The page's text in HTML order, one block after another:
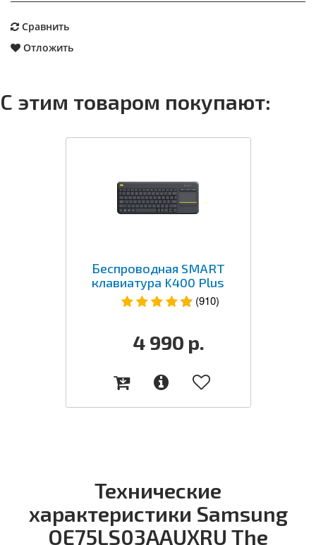
Сравнить
Отложить
С этим товаром покупают:
Беспроводная SMART
клавиатура K400 Plus
(910)
4 990 р.
Технические
характеристики Samsung
QE75LS03AAUXRU The